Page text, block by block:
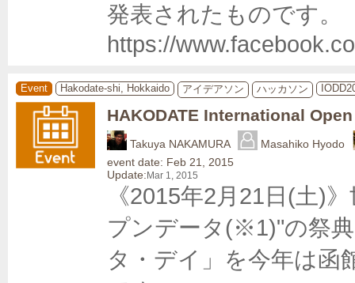
発表されたものです。
https://
Event Hakodate-shi, Hokkaido アイデアソン ハッカソン
HAKODATE International
Takuya NAKAMURA
Masahiko Hyodo
event date: Feb 21, 2015
Update: Mar 1, 2015
《2015年2月21日(土)
プンデータ(※1)"の祭
タ・デイ」を今年は函